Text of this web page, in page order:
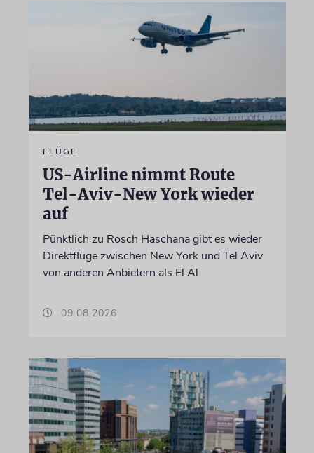
FLÜGE
US-Airline nimmt Route
Tel-Aviv-New York wieder
auf
Pünktlich zu Rosch Haschana gibt es wieder
Direktflüge zwischen New York und Tel Aviv
von anderen Anbietern als El Al
09.08.2026